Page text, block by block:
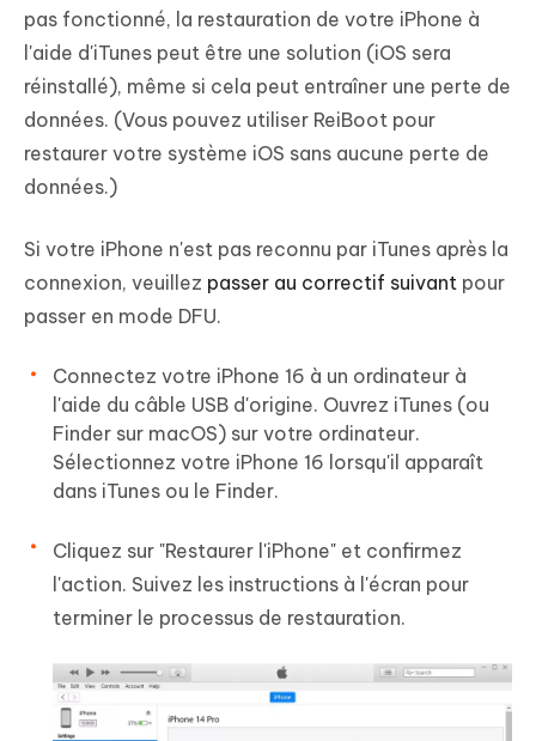
pas fonctionné, la restauration de votre iPhone à
l'aide d'iTunes peut être une solution (iOS sera
réinstallé), même si cela peut entraîner une perte de
données. (Vous pouvez utiliser ReiBoot pour
restaurer votre système iOS sans aucune perte de
données.)
Si votre iPhone n'est pas reconnu par iTunes après la
connexion, veuillez passer au correctif suivant pour
passer en mode DFU.
Connectez votre iPhone 16 à un ordinateur à
l'aide du câble USB d'origine. Ouvrez iTunes (ou
Finder sur macOS) sur votre ordinateur.
Sélectionnez votre iPhone 16 lorsqu'il apparaît
dans iTunes ou le Finder.
Cliquez sur "Restaurer l'iPhone" et confirmez
l'action. Suivez les instructions à l'écran pour
terminer le processus de restauration.